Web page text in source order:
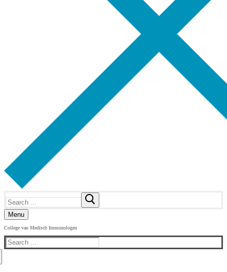
for:
Menu
College van Medisch Immunologen
Search
for: